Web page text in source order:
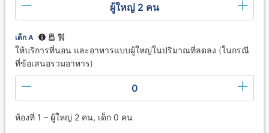
ผู้ใหญ่ 2 คน
เด็ก A
ให้บริการที่นอน และอาหารแบบผู้ใหญ่ในปริมาณที่ลดลง (ในกรณี
ที่ข้อเสนอรวมอาหาร)
0
ห้องที่ 1 – ผู้ใหญ่ 2 คน, เด็ก 0 คน